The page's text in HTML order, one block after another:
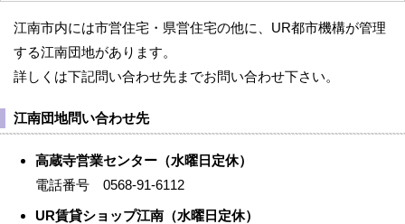
江南市内には市営住宅・県営住宅の他に、UR都市機構が管理
する江南団地があります。
詳しくは下記問い合わせ先までお問い合わせ下さい。
江南団地問い合わせ先
高蔵寺営業センター（水曜日定休）
電話番号 0568-91-6112
UR賃貸ショップ江南（水曜日定休）